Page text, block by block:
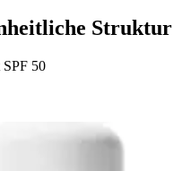
Struktur
50